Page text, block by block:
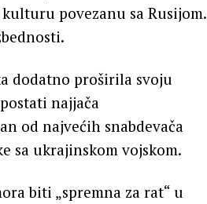
povezanu sa Rusijom.
dodatno proširila svoju
najjača
od najvećih snabdevača
sa ukrajinskom vojskom.
biti „spremna za rat“ u